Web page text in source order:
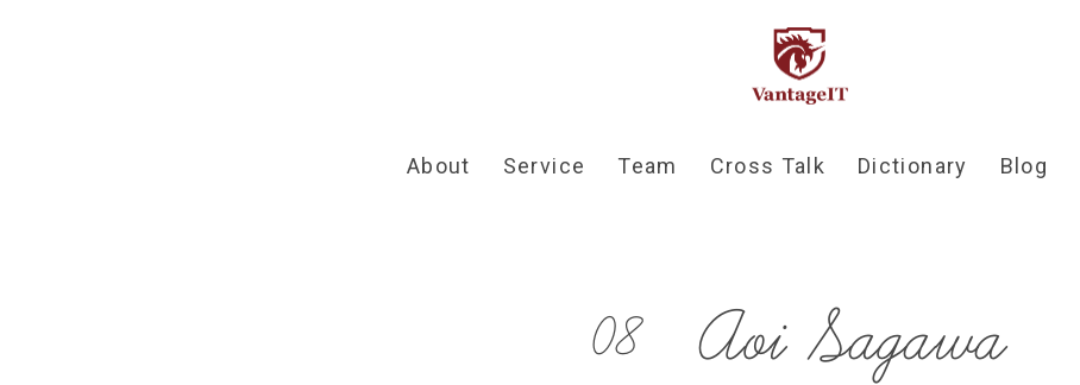
About Service Team Cross Talk Dictionary Blog
08 Aoi Sagawa